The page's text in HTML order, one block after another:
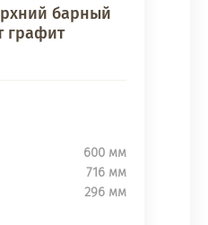
барный
графит
600 мм
716 мм
296 мм